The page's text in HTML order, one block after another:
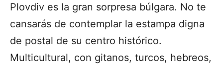
Plovdiv es la gran sorpresa búlgara. No te
cansarás de contemplar la estampa digna
de postal de su centro histórico.
Multicultural, con gitanos, turcos, hebreos,